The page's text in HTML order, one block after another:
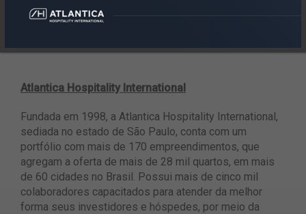
Para reservas, acesse
Atlantica Hospitality International
Fundada em 1998, a Atlantica Hospitality International,
sediada no estado de São Paulo, conta com um
portfólio com mais de 170 empreendimentos, que
agregam a oferta de mais de 28 mil quartos, em mais
de 60 cidades no Brasil. Possui mais de cinco mil
colaboradores capacitados para atender da melhor
forma seus investidores e hóspedes, por meio da